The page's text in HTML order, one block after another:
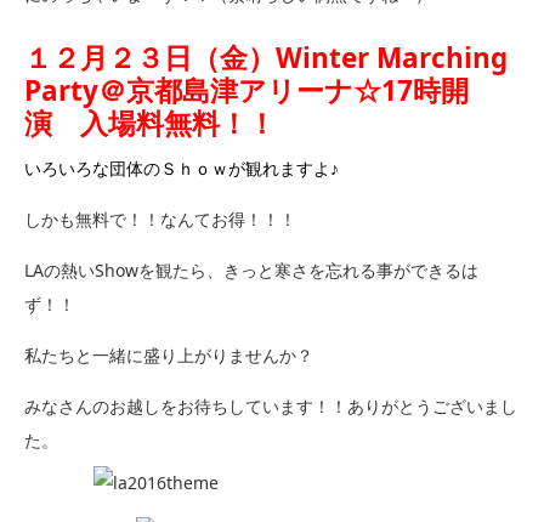
１２月２３日（金）Winter Marching
Party＠京都島津アリーナ☆17時開
演 入場料無料！！
いろいろな団体のＳｈｏｗが観れますよ♪
しかも無料で！！なんてお得！！！
LAの熱いShowを観たら、きっと寒さを忘れる事ができるは
ず！！
私たちと一緒に盛り上がりませんか？
みなさんのお越しをお待ちしています！！ありがとうございまし
た。